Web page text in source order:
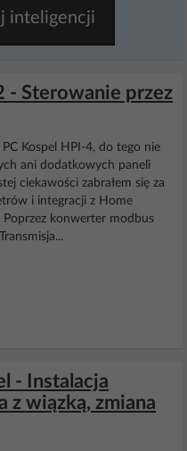
inteligencji
- Sterowanie przez
Kospel HPI-4, do tego nie
ani dodatkowych paneli
ciekawości zabrałem się za
i integracji z Home
Poprzez konwerter modbus
- Instalacja
z wiązką, zmiana